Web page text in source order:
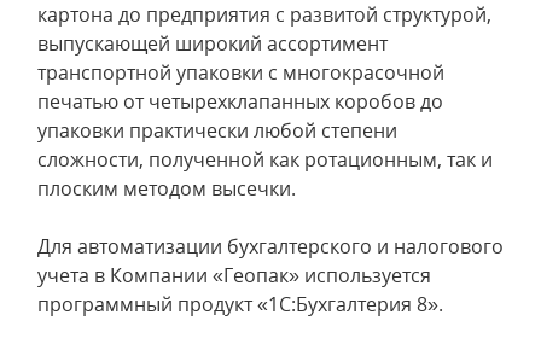
картона до предприятия с развитой структурой,
выпускающей широкий ассортимент
транспортной упаковки с многокрасочной
печатью от четырехклапанных коробов до
упаковки практически любой степени
сложности, полученной как ротационным, так и
плоским методом высечки.
Для автоматизации бухгалтерского и налогового
учета в Компании «Геопак» используется
программный продукт «1С:Бухгалтерия 8».